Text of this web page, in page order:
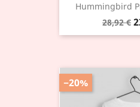
Hummingbird
28,92 €
−20%